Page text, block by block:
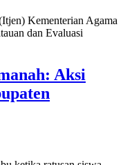
Kementerian Agama
dan Evaluasi
Aksi